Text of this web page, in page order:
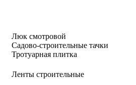
Люк смотровой
Садово-строительные тачки
Тротуарная плитка
Ленты строительные